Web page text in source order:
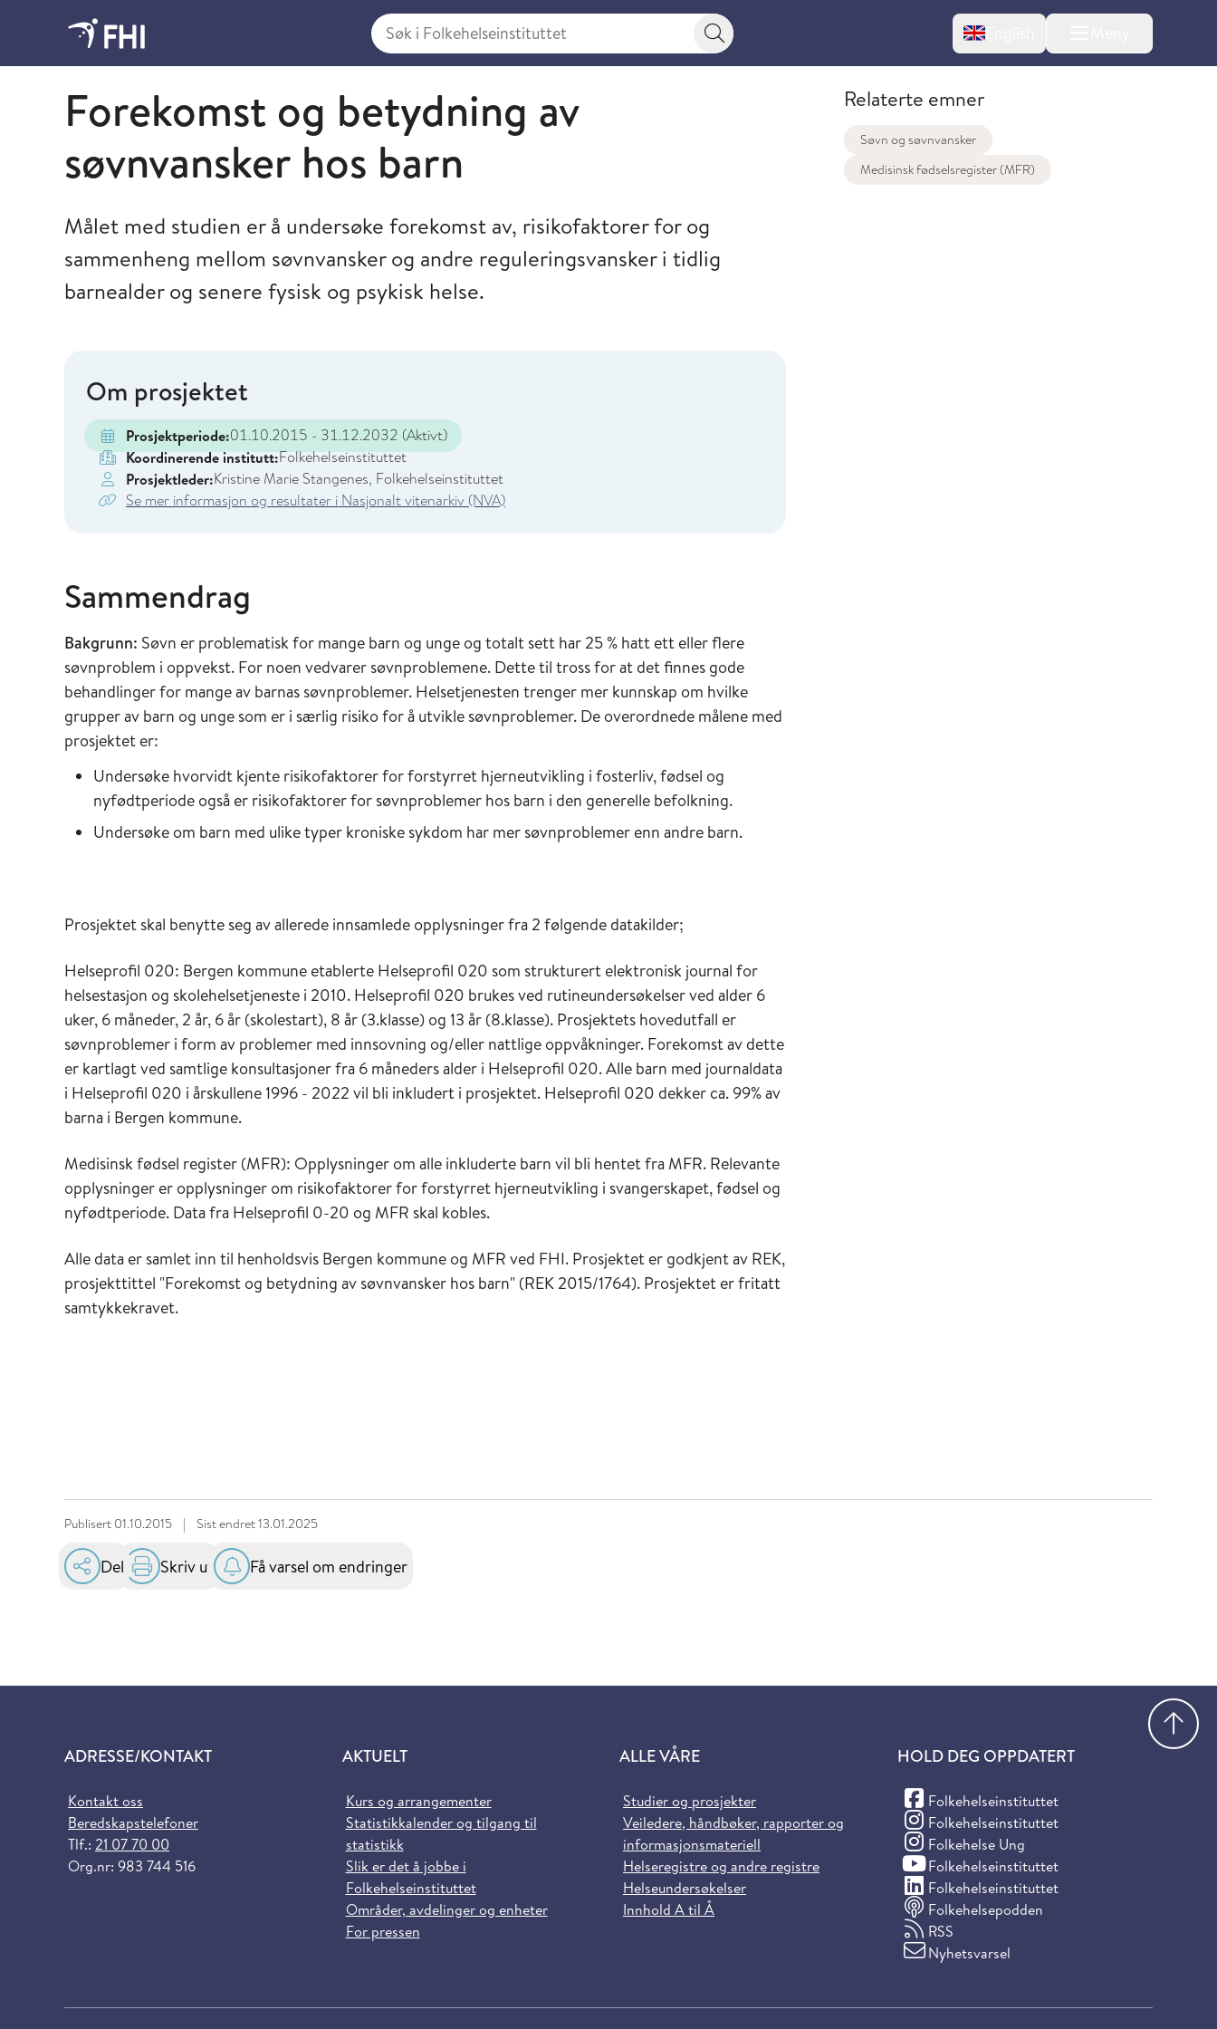
Søk i Folkehelseinstituttet
Søkeknapp English
Folkehelseinstituttet
Forekomst og betydning av
søvnvansker hos barn
Målet med studien er å undersøke forekomst av, risikofaktorer for og
sammenheng mellom søvnvansker og andre reguleringsvansker i tidlig
barnealder og senere fysisk og psykisk helse.
Om prosjektet
Prosjektperiode:01.10.2015 - 31.12.2032 (Aktivt)
Koordinerende institutt:Folkehelseinstituttet
Prosjektleder:Kristine Marie Stangenes, Folkehelseinstituttet
Se mer informasjon og resultater i Nasjonalt vitenarkiv (NVA)
Sammendrag
Bakgrunn: Søvn er problematisk for mange barn og unge og totalt sett har 25 % hatt ett eller flere
søvnproblem i oppvekst. For noen vedvarer søvnproblemene. Dette til tross for at det finnes gode
behandlinger for mange av barnas søvnproblemer. Helsetjenesten trenger mer kunnskap om hvilke
grupper av barn og unge som er i særlig risiko for å utvikle søvnproblemer. De overordnede målene med
prosjektet er:
Undersøke hvorvidt kjente risikofaktorer for forstyrret hjerneutvikling i fosterliv, fødsel og
nyfødtperiode også er risikofaktorer for søvnproblemer hos barn i den generelle befolkning.
Undersøke om barn med ulike typer kroniske sykdom har mer søvnproblemer enn andre barn.
Prosjektet skal benytte seg av allerede innsamlede opplysninger fra 2 følgende datakilder;
Helseprofil 020: Bergen kommune etablerte Helseprofil 020 som strukturert elektronisk journal for
helsestasjon og skolehelsetjeneste i 2010. Helseprofil 020 brukes ved rutineundersøkelser ved alder 6
uker, 6 måneder, 2 år, 6 år (skolestart), 8 år (3.klasse) og 13 år (8.klasse). Prosjektets hovedutfall er
søvnproblemer i form av problemer med innsovning og/eller nattlige oppvåkninger. Forekomst av dette
er kartlagt ved samtlige konsultasjoner fra 6 måneders alder i Helseprofil 020. Alle barn med journaldata
i Helseprofil 020 i årskullene 1996 - 2022 vil bli inkludert i prosjektet. Helseprofil 020 dekker ca. 99% av
barna i Bergen kommune.
Medisinsk fødsel register (MFR): Opplysninger om alle inkluderte barn vil bli hentet fra MFR. Relevante
opplysninger er opplysninger om risikofaktorer for forstyrret hjerneutvikling i svangerskapet, fødsel og
nyfødtperiode. Data fra Helseprofil 0-20 og MFR skal kobles.
Alle data er samlet inn til henholdsvis Bergen kommune og MFR ved FHI. Prosjektet er godkjent av REK,
prosjekttittel "Forekomst og betydning av søvnvansker hos barn" (REK 2015/1764). Prosjektet er fritatt
samtykkekravet.
Relaterte emner
Søvn og søvnvansker
Medisinsk fødselsregister (MFR)
Publisert 01.10.2015 | Sist endret13.01.2025
Del Skriv ut Få varsel om endringer
ADRESSE/KONTAKT
Kontakt oss
Beredskapstelefoner
Tlf.: 21 07 70 00
Org.nr: 983 744 516
AKTUELT
Kurs og arrangementer
Statistikkalender og tilgang til
statistikk
Slik er det å jobbe i
Folkehelseinstituttet
Områder, avdelinger og enheter
For pressen
ALLE VÅRE
Studier og prosjekter
Veiledere, håndbøker, rapporter og
informasjonsmateriell
Helseregistre og andre registre
Helseundersøkelser
Innhold A til Å
HOLD DEG OPPDATERT
Folkehelseinstituttet
(Facebook)
Folkehelseinstituttet
(Instagram)
Folkehelse Ung
(Instagram)
Folkehelseinstituttet
(YouTube)
Folkehelseinstituttet
(LinkedIn)
Folkehelsepodden
RSS
Nyhetsvarsel